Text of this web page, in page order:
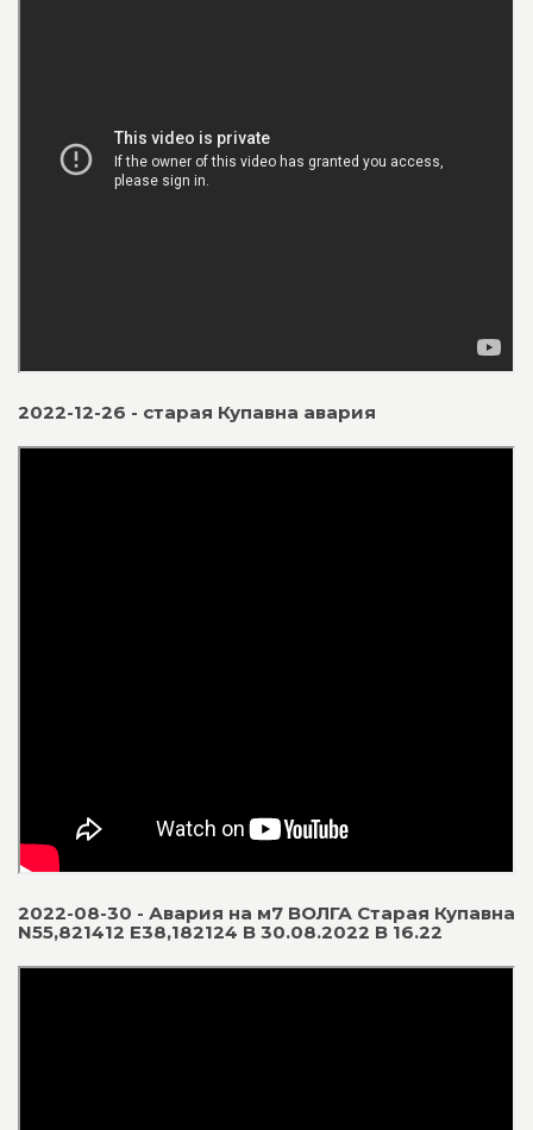
2022-12-26 - старая Купавна авария
2022-08-30 - Авария на м7 ВОЛГА Старая Купавна
N55,821412 E38,182124 В 30.08.2022 В 16.22